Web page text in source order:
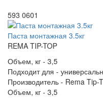
593 0601
Паста монтажная 3.5кг
REMA TIP-TOP
Объем, кг - 3,5
Подходит для -
Производитель - Rema Tip-
Объем, кг - 3,5